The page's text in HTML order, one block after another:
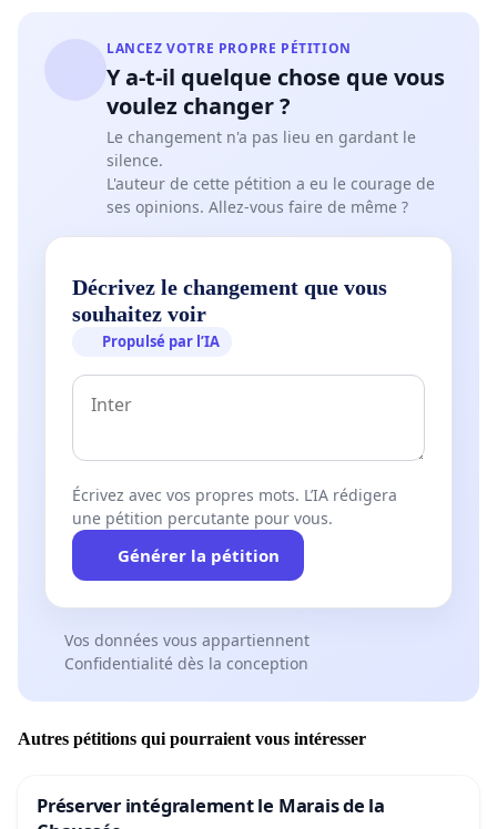
LANCEZ VOTRE PROPRE PÉTITION
Y a-t-il quelque chose que vous
voulez changer ?
Le changement n'a pas lieu en gardant le
silence.
L'auteur de cette pétition a eu le courage de
ses opinions. Allez-vous faire de même ?
Décrivez le changement que vous
souhaitez voir
Propulsé par l’IA
Écrivez avec vos propres mots. L’IA rédigera
une pétition percutante pour vous.
Générer la pétition
Vos données vous appartiennent
Confidentialité dès la conception
Autres pétitions qui pourraient vous intéresser
Préserver intégralement le Marais de la